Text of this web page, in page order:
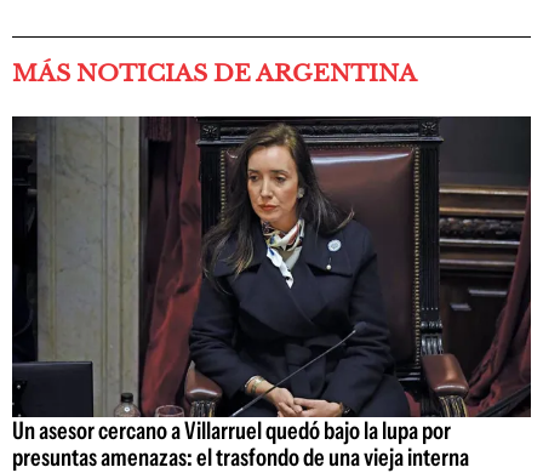
MÁS NOTICIAS DE ARGENTINA
Un asesor cercano a Villarruel quedó bajo la lupa por
presuntas amenazas: el trasfondo de una vieja interna